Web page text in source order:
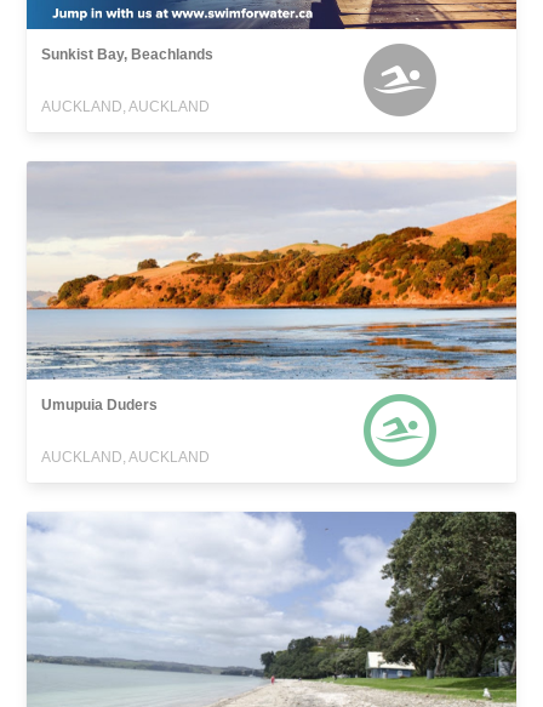
Sunkist Bay, Beachlands
AUCKLAND, AUCKLAND
Umupuia Duders
AUCKLAND, AUCKLAND